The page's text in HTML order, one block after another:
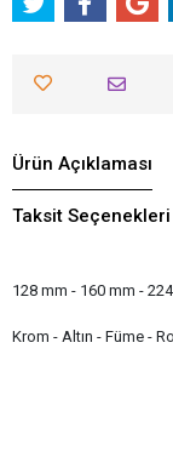
Ürün Açıklaması
Taksit Seçenekleri
128 mm - 160 mm -
Krom - Altın - Füme -